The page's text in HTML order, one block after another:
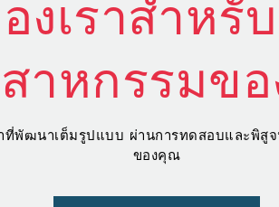
เราสำหรับ
าหกรรมข
พัฒนาเต็มรูปแบบ ผ่านการทดสอบและพิสู
ของคุณ